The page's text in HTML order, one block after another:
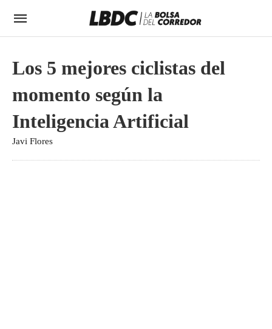
Los 5 mejores ciclistas del
momento según la
Inteligencia Artificial
Javi Flores